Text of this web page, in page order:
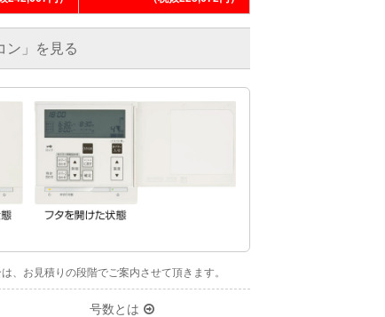
ン」を見る
、お見積りの段階でご案内させて頂きます。
号数とは